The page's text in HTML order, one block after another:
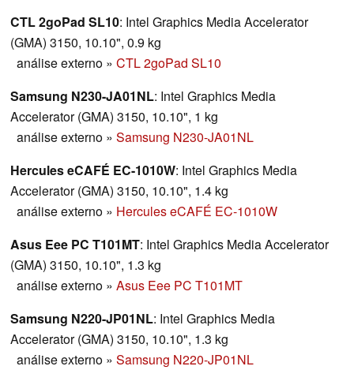
CTL 2goPad SL10: Intel Graphics Media Accelerator
(GMA) 3150, 10.10", 0.9 kg
análise externo » CTL 2goPad SL10
Samsung N230-JA01NL: Intel Graphics Media
Accelerator (GMA) 3150, 10.10", 1 kg
análise externo » Samsung N230-JA01NL
Hercules eCAFÉ EC-1010W: Intel Graphics Media
Accelerator (GMA) 3150, 10.10", 1.4 kg
análise externo » Hercules eCAFÉ EC-1010W
Asus Eee PC T101MT: Intel Graphics Media Accelerator
(GMA) 3150, 10.10", 1.3 kg
análise externo » Asus Eee PC T101MT
Samsung N220-JP01NL: Intel Graphics Media
Accelerator (GMA) 3150, 10.10", 1.3 kg
análise externo » Samsung N220-JP01NL